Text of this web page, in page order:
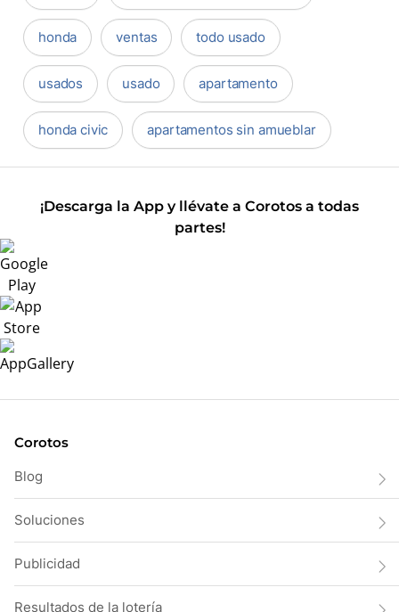
honda ventas todo usado
usados usado apartamento
honda civic apartamentos sin amueblar
¡Descarga la App y llévate a Corotos a todas
partes!
Corotos
Blog
Soluciones
Publicidad
Resultados de la lotería